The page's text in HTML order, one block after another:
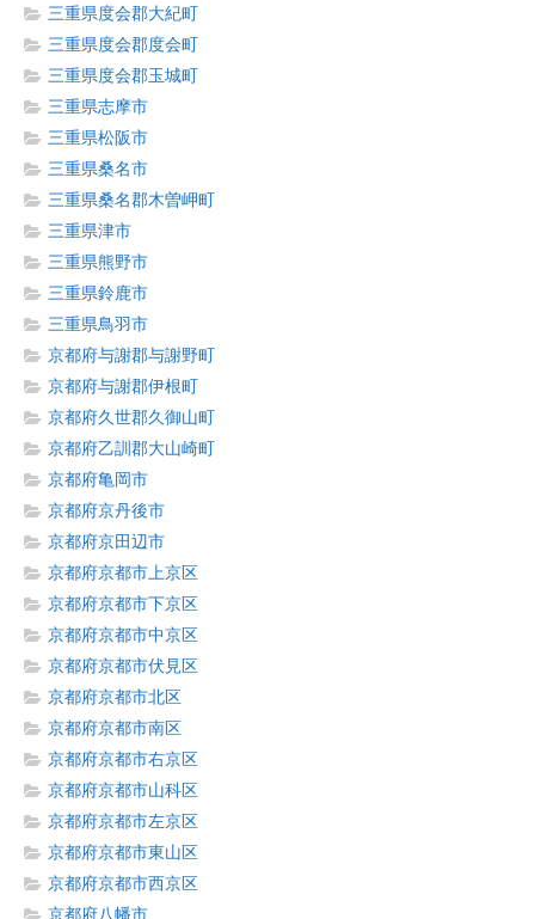
三重県度会郡大紀町
三重県度会郡度会町
三重県度会郡玉城町
三重県志摩市
三重県松阪市
三重県桑名市
三重県桑名郡木曽岬町
三重県津市
三重県熊野市
三重県鈴鹿市
三重県鳥羽市
京都府与謝郡与謝野町
京都府与謝郡伊根町
京都府久世郡久御山町
京都府乙訓郡大山崎町
京都府亀岡市
京都府京丹後市
京都府京田辺市
京都府京都市上京区
京都府京都市下京区
京都府京都市中京区
京都府京都市伏見区
京都府京都市北区
京都府京都市南区
京都府京都市右京区
京都府京都市山科区
京都府京都市左京区
京都府京都市東山区
京都府京都市西京区
京都府八幡市